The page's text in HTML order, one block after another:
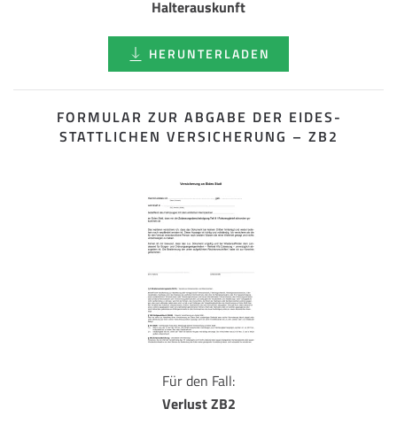
Halterauskunft
HERUNTERLADEN
FORMULAR ZUR ABGABE DER EIDES­
STATTLICHEN VERSICHERUNG – ZB2
Für den Fall:
Verlust ZB2